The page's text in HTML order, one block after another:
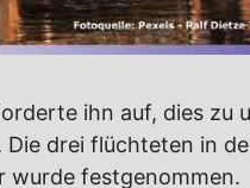
ihn auf, dies zu
drei flüchteten in
wurde festgenommen.